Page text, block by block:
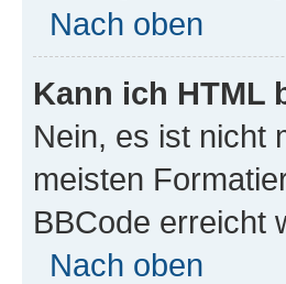
Nach oben
Kann ich HTML
Nein, es ist nicht
meisten
BBCode erreicht
Nach oben